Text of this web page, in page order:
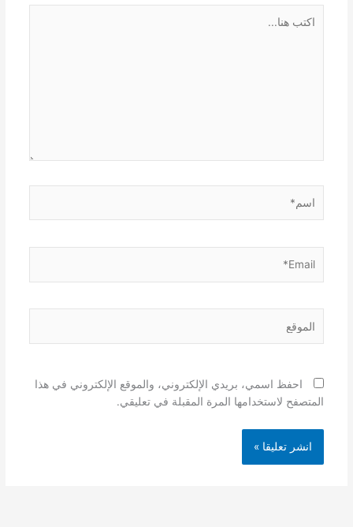
هنا...
احفظ اسمي، بريدي الإلكتروني، والموقع الإلكتروني في هذا
المتصفح لاستخدامها المرة المقبلة في تعليقي.